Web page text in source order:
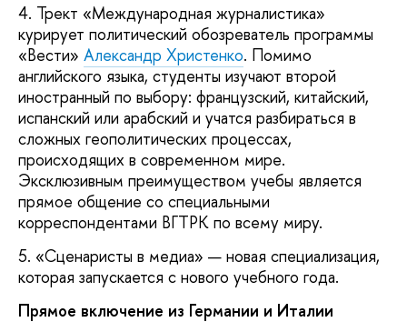
4. Трект «Международная журналистика»
курирует политический обозреватель программы
«Вести» Александр Христенко. Помимо
английского языка, студенты изучают второй
иностранный по выбору: французский, китайский,
испанский или арабский и учатся разбираться в
сложных геополитических процессах,
происходящих в современном мире.
Эксклюзивным преимуществом учебы является
прямое общение со специальными
корреспондентами ВГТРК по всему миру.
5. «Сценаристы в медиа» — новая специализация,
которая запускается с нового учебного года.
Прямое включение из Германии и Италии